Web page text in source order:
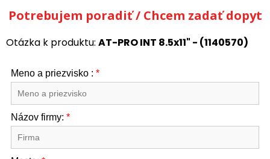
Potrebujem poradiť / Chcem zadať dopyt
Otázka k produktu: AT-PRO INT 8.5x11" - (1140570)